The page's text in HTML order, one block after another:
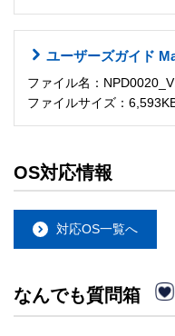
ユーザーズガイド
ファイル名：
ファイルサイズ：
OS対応情報
対応OS一覧へ
なんでも質問箱